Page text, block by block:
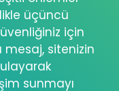
üçüncü
için
mesaj, sitenizin
sunmayı